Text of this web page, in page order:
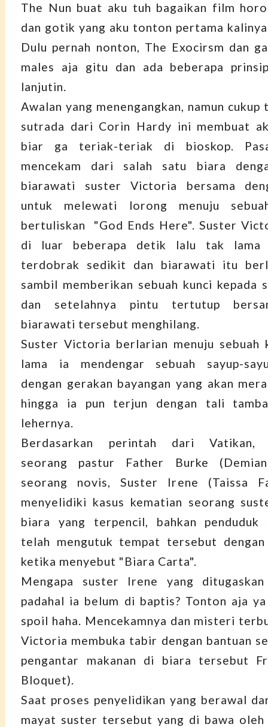
The Nun buat aku tuh bagaikan film
dan gotik yang aku tonton pertama
Dulu pernah nonton, The Exocirsm dan
males aja gitu dan ada beberapa
lanjutin.
Awalan yang menengangkan, namun cukup
sutrada dari Corin Hardy ini membuat
biar ga teriak-teriak di bioskop.
mencekam dari salah satu biara
biarawati suster Victoria bersama
untuk melewati lorong menuju
bertuliskan "God Ends Here". Suster
di luar beberapa detik lalu tak lama
terdobrak sedikit dan biarawati itu
sambil memberikan sebuah kunci kepada
dan setelahnya pintu tertutup
biarawati tersebut menghilang.
Suster Victoria berlarian menuju sebuah
lama ia mendengar sebuah sayup-
dengan gerakan bayangan yang akan
hingga ia pun terjun dengan tali
lehernya.
Berdasarkan perintah dari Vatikan,
seorang pastur Father Burke
seorang novis, Suster Irene (Taissa
menyelidiki kasus kematian seorang
biara yang terpencil, bahkan penduduk
telah mengutuk tempat tersebut dengan
ketika menyebut "Biara Carta".
Mengapa suster Irene yang
padahal ia belum di baptis? Tonton aja
spoil haha. Mencekamnya dan misteri
Victoria membuka tabir dengan bantuan
pengantar makanan di biara tersebut
Bloquet).
Saat proses penyelidikan yang berawal
mayat suster tersebut yang di bawa oleh